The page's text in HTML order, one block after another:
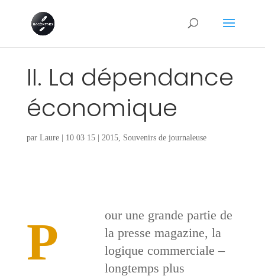
II. La dépendance
économique
par Laure| 10 03 15| 2015, Souvenirs de journaleuse
P
our une grande partie de
la presse magazine, la
logique commerciale –
longtemps plus